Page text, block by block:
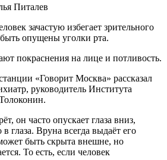
Питалев
зачастую избегает зрительного
опущены уголки рта.
покраснения на лице и потливость.
«Говорит Москва» рассказал
руководитель Института
он часто опускает глаза вниз,
глаза. Вруна всегда выдаёт его
быть скрыта внешне, но
То есть, если человек